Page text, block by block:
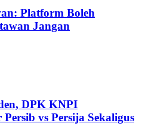
Platform Boleh
Jangan
DPK KNPI
vs Persija Sekaligus